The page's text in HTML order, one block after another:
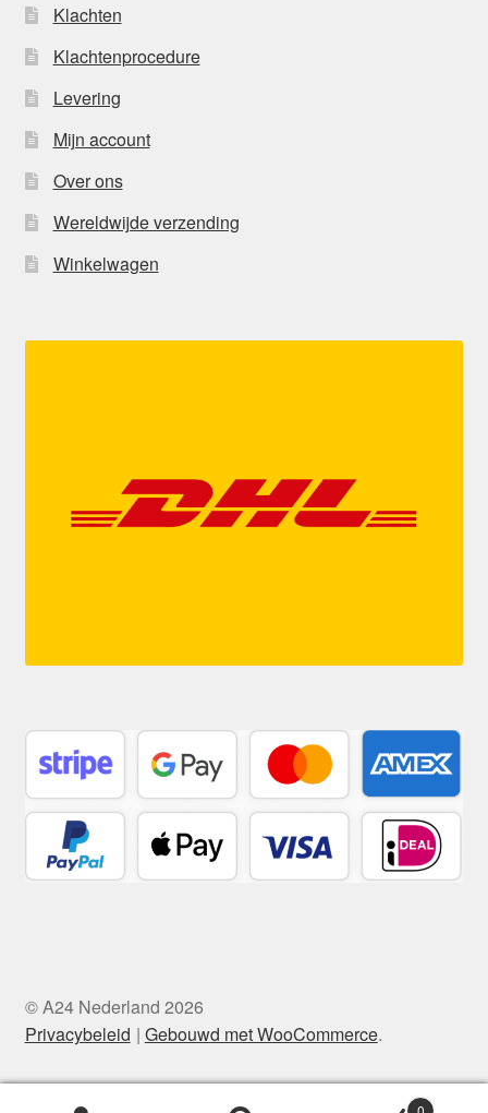
Klachten
Klachtenprocedure
Levering
Mijn account
Over ons
Wereldwijde verzending
Winkelwagen
© A24 Nederland 2026
Privacybeleid
Gebouwd met WooCommerce.